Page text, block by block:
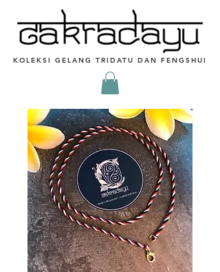
KOLEKSI GELANG TRIDATU DAN FENGSHUI